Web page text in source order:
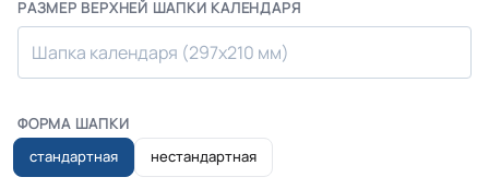
РАЗМЕР ВЕРХНЕЙ ШАПКИ КАЛЕНДАРЯ
Шапка календаря (297х210 мм)
ФОРМА ШАПКИ
стандартная
нестандартная